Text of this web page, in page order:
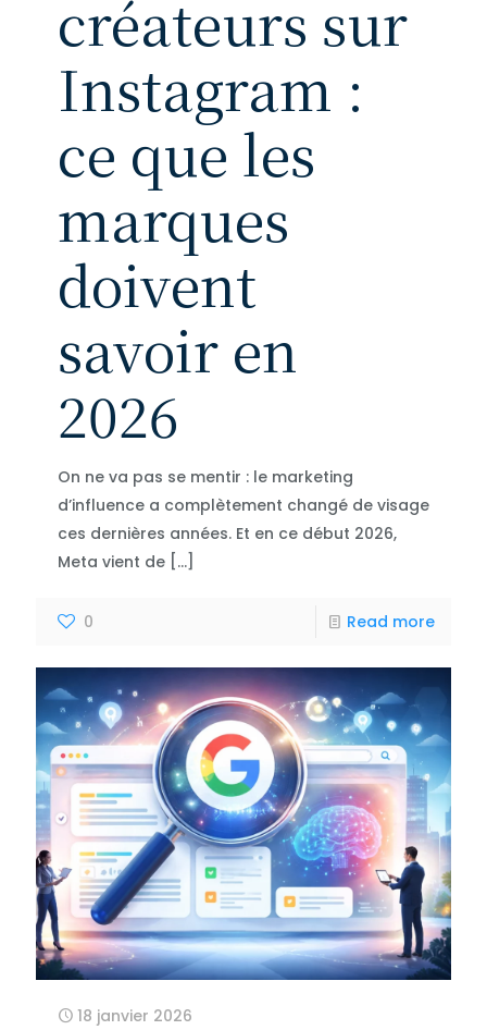
créateurs sur
Instagram :
ce que les
marques
doivent
savoir en
2026
On ne va pas se mentir : le marketing
d’influence a complètement changé de visage
ces dernières années. Et en ce début 2026,
Meta vient de […]
0 Read more
18 janvier 2026